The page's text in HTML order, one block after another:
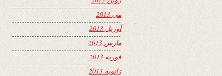
می 2013
آوریل 2013
مارس 2013
فوریه 2013
ژانویه 2013